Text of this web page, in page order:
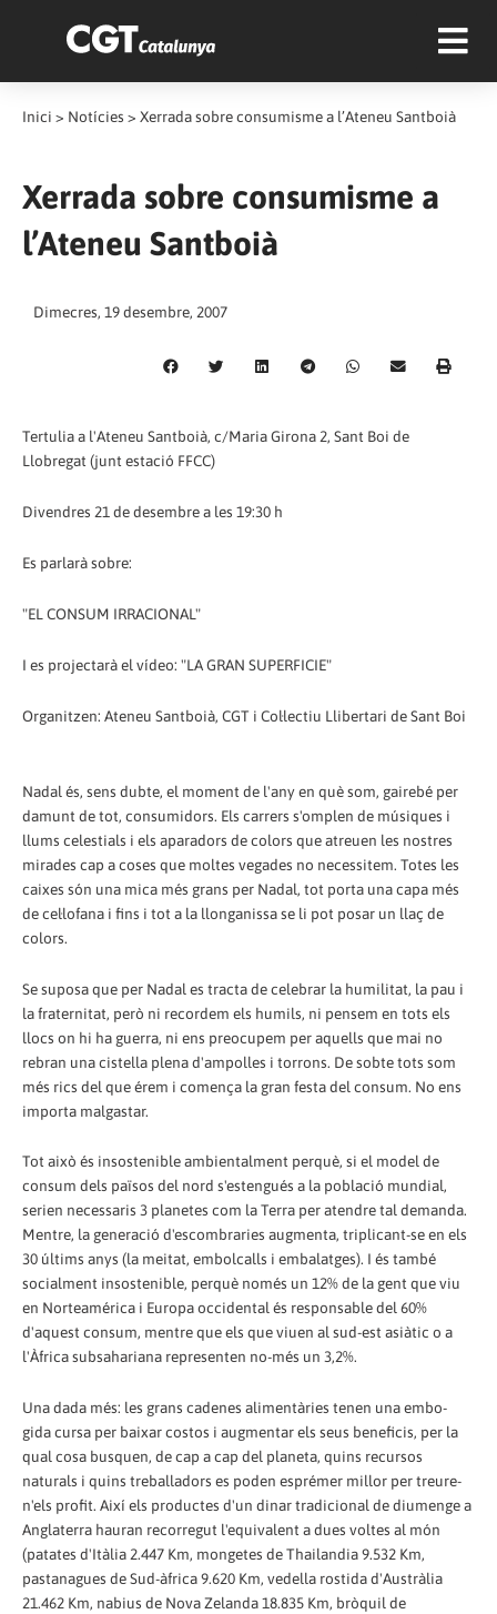
Inici > Notícies > Xerrada sobre consumisme a l’Ateneu Santboià
Xerrada sobre consumisme a
l’Ateneu Santboià
Dimecres, 19 desembre, 2007
Tertulia a l'Ateneu Santboià, c/Maria Girona 2, Sant Boi de
Llobregat (junt estació FFCC)
Divendres 21 de desembre a les 19:30 h
Es parlarà sobre:
"EL CONSUM IRRACIONAL"
I es projectarà el vídeo: "LA GRAN SUPERFICIE"
Organitzen: Ateneu Santboià, CGT i Col·lectiu Llibertari de Sant Boi
Nadal és, sens dubte, el moment de l'any en què som, gairebé per
damunt de tot, consumidors. Els carrers s'omplen de músiques i
llums celestials i els aparadors de colors que atreuen les nostres
mirades cap a coses que moltes vegades no necessitem. Totes les
caixes són una mica més grans per Nadal, tot porta una capa més
de cel·lofana i fins i tot a la llonganissa se li pot posar un llaç de
colors.
Se suposa que per Nadal es tracta de celebrar la humilitat, la pau i
la fraternitat, però ni recordem els humils, ni pensem en tots els
llocs on hi ha guerra, ni ens preocupem per aquells que mai no
rebran una cistella plena d'ampolles i torrons. De sobte tots som
més rics del que érem i comença la gran festa del consum. No ens
importa malgastar.
Tot això és insostenible ambientalment perquè, si el model de
consum dels països del nord s'estengués a la població mundial,
serien necessaris 3 planetes com la Terra per atendre tal demanda.
Mentre, la generació d'escombraries augmenta, triplicant-se en els
30 últims anys (la meitat, embolcalls i embalatges). I és també
socialment insostenible, perquè només un 12% de la gent que viu
en Norteamérica i Europa occidental és responsable del 60%
d'aquest consum, mentre que els que viuen al sud-est asiàtic o a
l'Àfrica subsahariana representen no-més un 3,2%.
Una dada més: les grans cadenes alimentàries tenen una embo-
gida cursa per baixar costos i augmentar els seus beneficis, per la
qual cosa busquen, de cap a cap del planeta, quins recursos
naturals i quins treballadors es poden esprémer millor per treure-
n'els profit. Així els productes d'un dinar tradicional de diumenge a
Anglaterra hauran recorregut l'equivalent a dues voltes al món
(patates d'Itàlia 2.447 Km, mongetes de Thailandia 9.532 Km,
pastanagues de Sud-àfrica 9.620 Km, vedella rostida d'Austràlia
21.462 Km, nabius de Nova Zelanda 18.835 Km, bròquil de